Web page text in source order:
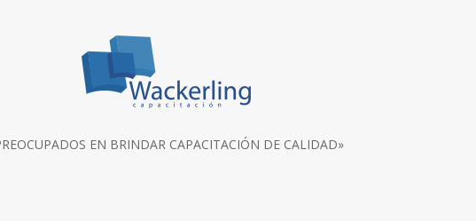
EN BRINDAR CAPACITACIÓN DE CALIDAD»